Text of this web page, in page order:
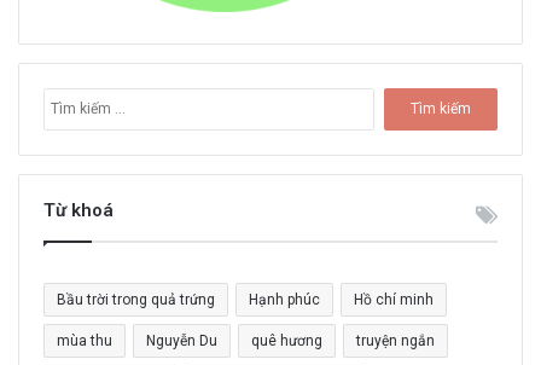
m
k
h
o
:
Từ khoá
Bầu trời trong quả trứng Hạnh phúc Hồ chí minh
mùa thu Nguyễn Du quê hương truyện ngắn